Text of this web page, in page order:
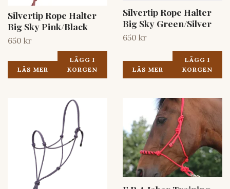
Silvertip Rope Halter
Big Sky Pink/Black
650 kr
LÄS MER
LÄGG I
KORGEN
Silvertip Rope Halter
Big Sky Green/Silver
650 kr
LÄS MER
LÄGG I
KORGEN